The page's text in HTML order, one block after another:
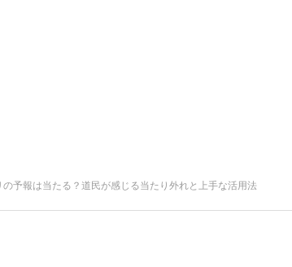
予報は当たる？道民が感じる当たり外れと上手な活用法